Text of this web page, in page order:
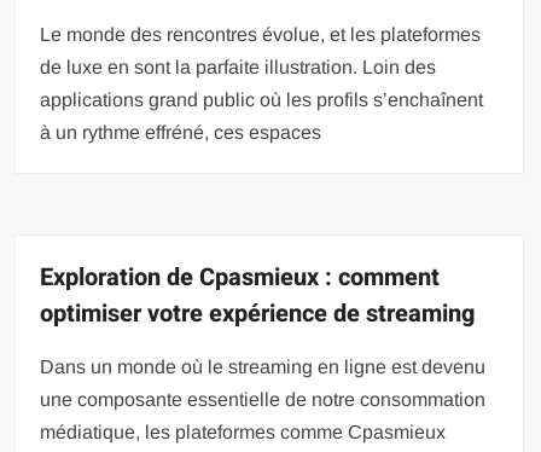
Le monde des rencontres évolue, et les plateformes
de luxe en sont la parfaite illustration. Loin des
applications grand public où les profils s’enchaînent
à un rythme effréné, ces espaces
Exploration de Cpasmieux : comment
optimiser votre expérience de streaming
Dans un monde où le streaming en ligne est devenu
une composante essentielle de notre consommation
médiatique, les plateformes comme Cpasmieux